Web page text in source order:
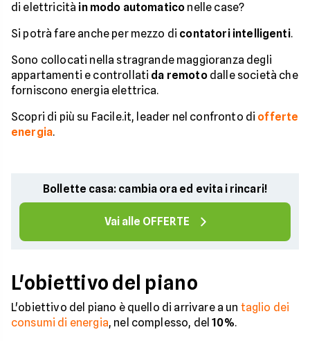
di elettricità in modo automatico nelle case?
Si potrà fare anche per mezzo di contatori intelligenti.
Sono collocati nella stragrande maggioranza degli
appartamenti e controllati da remotodalle società che
forniscono energia elettrica.
Scopri di più su Facile.it, leader nel confronto di offerte
energia.
Bollette casa: cambia ora ed evita i rincari!
Vai alle OFFERTE
L'obiettivo del piano
L'obiettivo del piano è quello di arrivare a un taglio dei
consumi di energia, nel complesso, del10%.